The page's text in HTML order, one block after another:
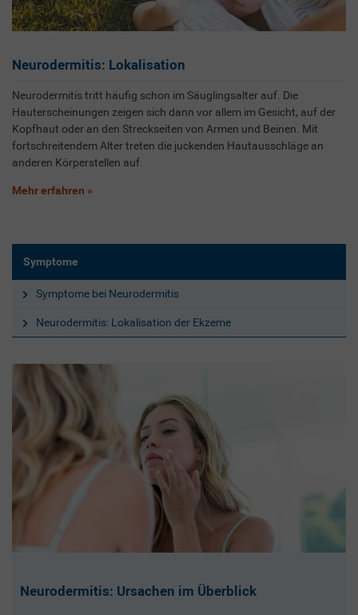
Neurodermitis: Lokalisation
Neurodermitis tritt häufig schon im Säuglingsalter auf. Die
Hauterscheinungen zeigen sich dann vor allem im Gesicht, auf der
Kopfhaut oder an den Streckseiten von Armen und Beinen. Mit
fortschreitendem Alter treten die juckenden Hautausschläge an
anderen Körperstellen auf.
Mehr erfahren
Symptome
Symptome bei Neurodermitis
Neurodermitis: Lokalisation der Ekzeme
Neurodermitis: Ursachen im Überblick